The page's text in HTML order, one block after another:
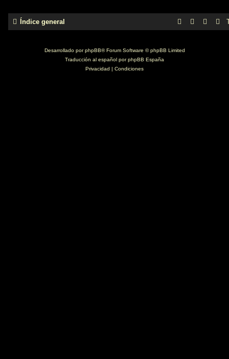
Índice general
Desarrollado porphpBB® Forum Software © phpBB Limited
Traducción al español porphpBB España
Privacidad | Condiciones